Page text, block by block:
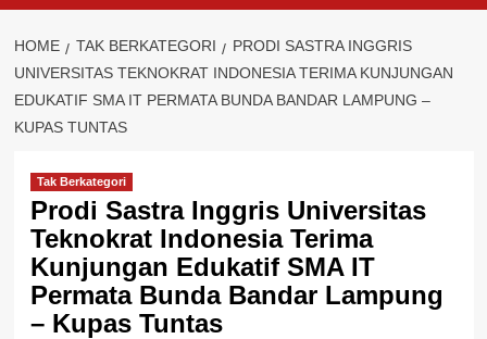
HOME TAK BERKATEGORI
PRODI SASTRA INGGRIS
UNIVERSITAS TEKNOKRAT INDONESIA TERIMA KUNJUNGAN
EDUKATIF SMA IT PERMATA BUNDA BANDAR LAMPUNG –
KUPAS TUNTAS
Tak Berkategori
Prodi Sastra Inggris Universitas
Teknokrat Indonesia Terima
Kunjungan Edukatif SMA IT
Permata Bunda Bandar Lampung
– Kupas Tuntas